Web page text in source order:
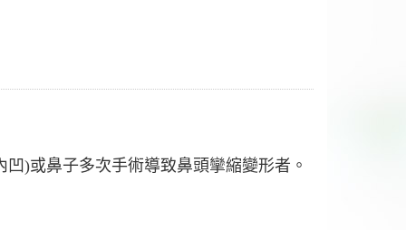
)或鼻子多次手術導致鼻頭攣縮變形者。